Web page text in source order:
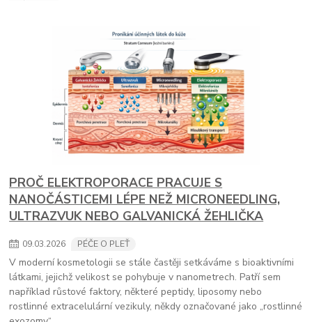
PROČ ELEKTROPORACE PRACUJE S
NANOČÁSTICEMI LÉPE NEŽ MICRONEEDLING,
ULTRAZVUK NEBO GALVANICKÁ ŽEHLIČKA
09.03.2026 PÉČE O PLEŤ
V moderní kosmetologii se stále častěji setkáváme s bioaktivními
látkami, jejichž velikost se pohybuje v nanometrech. Patří sem
například růstové faktory, některé peptidy, liposomy nebo
rostlinné extracelulární vezikuly, někdy označované jako „rostlinné